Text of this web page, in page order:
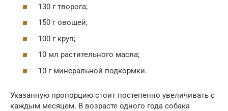
130 г творога;
150 г овощей;
100 г круп;
10 мл растительного масла;
10 г минеральной подкормки.
Указанную пропорцию стоит постепенно увеличивать с
каждым месяцем. В возрасте одного года собака